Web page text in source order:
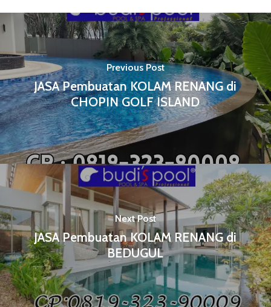
Previous Post
JASA Pembuatan KOLAM RENANG di
CHOPIN GOLF ISLAND
Next Post
JASA Pembuatan KOLAM RENANG di
BEDUGUL